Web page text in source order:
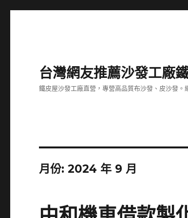
台灣網友推薦沙發工廠
鐵皮屋沙發工廠直營，專營高品質布沙發、皮沙發
月份:2024 年 9 月